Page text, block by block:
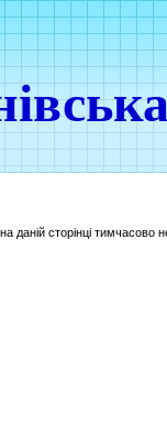
даній сторінці